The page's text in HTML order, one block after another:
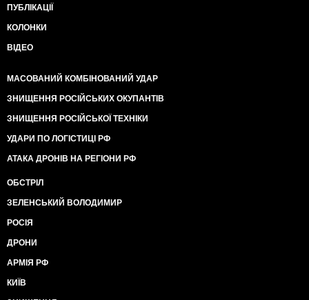
ПУБЛІКАЦІЇ
КОЛОНКИ
ВІДЕО
МАСОВАНИЙ КОМБІНОВАНИЙ УДАР
ЗНИЩЕННЯ РОСІЙСЬКИХ ОКУПАНТІВ
ЗНИЩЕННЯ РОСІЙСЬКОЇ ТЕХНІКИ
УДАРИ ПО ЛОГІСТИЦІ РФ
АТАКА ДРОНІВ НА РЕГІОНИ РФ
ОБСТРІЛ
ЗЕЛЕНСЬКИЙ ВОЛОДИМИР
РОСІЯ
ДРОНИ
АРМІЯ РФ
КИЇВ